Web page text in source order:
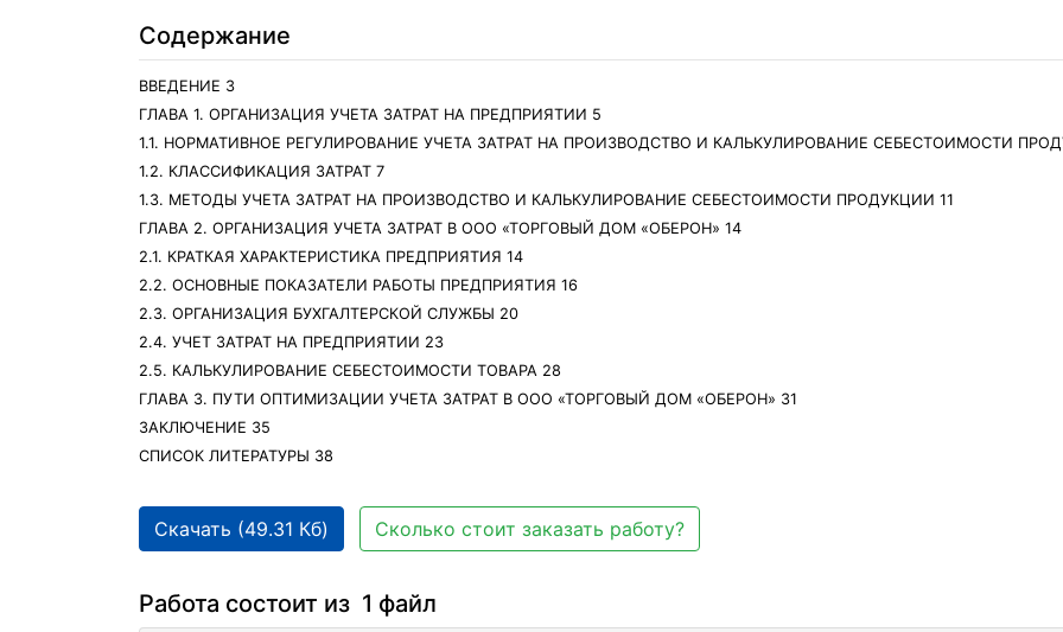
Содержание
ВВЕДЕНИЕ 3
ГЛАВА 1. ОРГАНИЗАЦИЯ УЧЕТА ЗАТРАТ НА ПРЕДПРИЯТИИ 5
1.1. НОРМАТИВНОЕ РЕГУЛИРОВАНИЕ УЧЕТА ЗАТРАТ НА ПРОИЗВОДСТВО И КАЛЬКУЛИРОВАНИЕ СЕБЕСТОИМОСТИ
1.2. КЛАССИФИКАЦИЯ ЗАТРАТ 7
1.3. МЕТОДЫ УЧЕТА ЗАТРАТ НА ПРОИЗВОДСТВО И КАЛЬКУЛИРОВАНИЕ СЕБЕСТОИМОСТИ ПРОДУКЦИИ 11
ГЛАВА 2. ОРГАНИЗАЦИЯ УЧЕТА ЗАТРАТ В ООО «ТОРГОВЫЙ ДОМ «ОБЕРОН» 14
2.1. КРАТКАЯ ХАРАКТЕРИСТИКА ПРЕДПРИЯТИЯ 14
2.2. ОСНОВНЫЕ ПОКАЗАТЕЛИ РАБОТЫ ПРЕДПРИЯТИЯ 16
2.3. ОРГАНИЗАЦИЯ БУХГАЛТЕРСКОЙ СЛУЖБЫ 20
2.4. УЧЕТ ЗАТРАТ НА ПРЕДПРИЯТИИ 23
2.5. КАЛЬКУЛИРОВАНИЕ СЕБЕСТОИМОСТИ ТОВАРА 28
ГЛАВА 3. ПУТИ ОПТИМИЗАЦИИ УЧЕТА ЗАТРАТ В ООО «ТОРГОВЫЙ ДОМ «ОБЕРОН» 31
ЗАКЛЮЧЕНИЕ 35
СПИСОК ЛИТЕРАТУРЫ 38
Скачать (49.31 Кб) Сколько стоит заказать работу?
Работа состоит из 1 файл